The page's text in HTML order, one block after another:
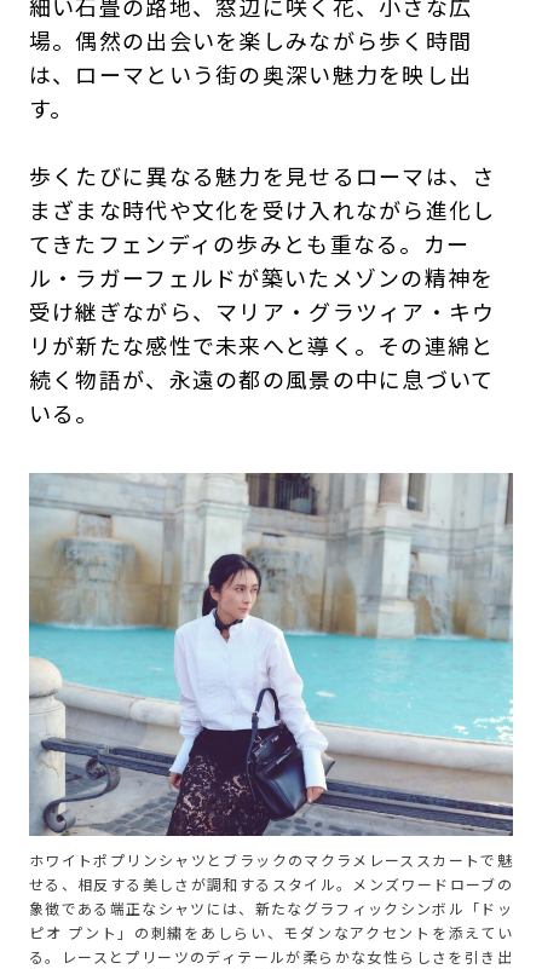
細い石畳の路地、窓辺に咲く花、小さな広
場。偶然の出会いを楽しみながら歩く時間
は、ローマという街の奥深い魅力を映し出
す。
歩くたびに異なる魅力を見せるローマは、さ
まざまな時代や文化を受け入れながら進化し
てきたフェンディの歩みとも重なる。カー
ル・ラガーフェルドが築いたメゾンの精神を
受け継ぎながら、マリア・グラツィア・キウ
リが新たな感性で未来へと導く。その連綿と
続く物語が、永遠の都の風景の中に息づいて
いる。
ホワイトポプリンシャツとブラックのマクラメレーススカートで魅
せる、相反する美しさが調和するスタイル。メンズワードローブの
象徴である端正なシャツには、新たなグラフィックシンボル「ドッ
ピオ プント」の刺繍をあしらい、モダンなアクセントを添えてい
る。レースとプリーツのディテールが柔らかな女性らしさを引き出